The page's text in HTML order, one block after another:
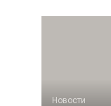
Новости